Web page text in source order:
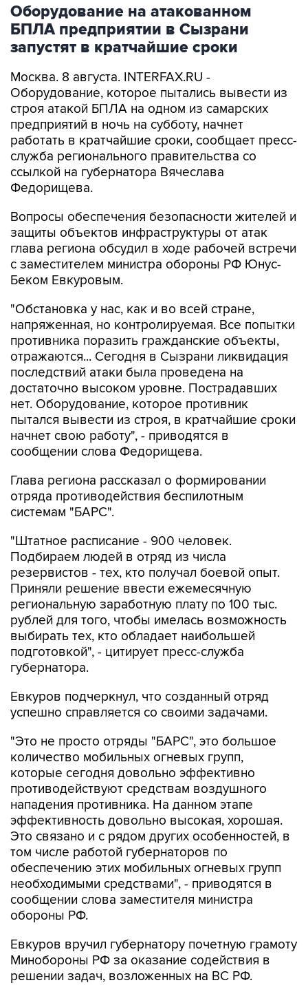
Оборудование на атакованном
БПЛА предприятии в Сызрани
запустят в кратчайшие сроки
Москва. 8 августа. INTERFAX.RU -
Оборудование, которое пытались вывести из
строя атакой БПЛА на одном из самарских
предприятий в ночь на субботу, начнет
работать в кратчайшие сроки, сообщает пресс-
служба регионального правительства со
ссылкой на губернатора Вячеслава
Федорищева.
Вопросы обеспечения безопасности жителей и
защиты объектов инфраструктуры от атак
глава региона обсудил в ходе рабочей встречи
с заместителем министра обороны РФ Юнус-
Беком Евкуровым.
"Обстановка у нас, как и во всей стране,
напряженная, но контролируемая. Все попытки
противника поразить гражданские объекты,
отражаются... Сегодня в Сызрани ликвидация
последствий атаки была проведена на
достаточно высоком уровне. Пострадавших
нет. Оборудование, которое противник
пытался вывести из строя, в кратчайшие сроки
начнет свою работу", - приводятся в
сообщении слова Федорищева.
Глава региона рассказал о формировании
отряда противодействия беспилотным
системам "БАРС".
"Штатное расписание - 900 человек.
Подбираем людей в отряд из числа
резервистов - тех, кто получал боевой опыт.
Приняли решение ввести ежемесячную
региональную заработную плату по 100 тыс.
рублей для того, чтобы имелась возможность
выбирать тех, кто обладает наибольшей
подготовкой", - цитирует пресс-служба
губернатора.
Евкуров подчеркнул, что созданный отряд
успешно справляется со своими задачами.
"Это не просто отряды "БАРС", это большое
количество мобильных огневых групп,
которые сегодня довольно эффективно
противодействуют средствам воздушного
нападения противника. На данном этапе
эффективность довольно высокая, хорошая.
Это связано и с рядом других особенностей, в
том числе работой губернаторов по
обеспечению этих мобильных огневых групп
необходимыми средствами", - приводятся в
сообщении слова заместителя министра
обороны РФ.
Евкуров вручил губернатору почетную грамоту
Минобороны РФ за оказание содействия в
решении задач, возложенных на ВС РФ.